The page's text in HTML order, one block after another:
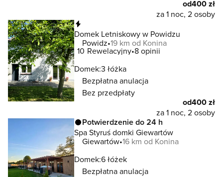
od400 zł
za 1 noc, 2 osoby
Domek Letniskowy w Powidzu
Powidz 19 km od Konina
10 Rewelacyjny 8 opinii
Domek:3 łóżka
Bezpłatna anulacja
Bez przedpłaty
od400 zł
za 1 noc, 2 osoby
Potwierdzenie do 24 h
Spa Styruś domki Giewartów
Giewartów 16 km od Konina
Domek:6 łóżek
Bezpłatna anulacja